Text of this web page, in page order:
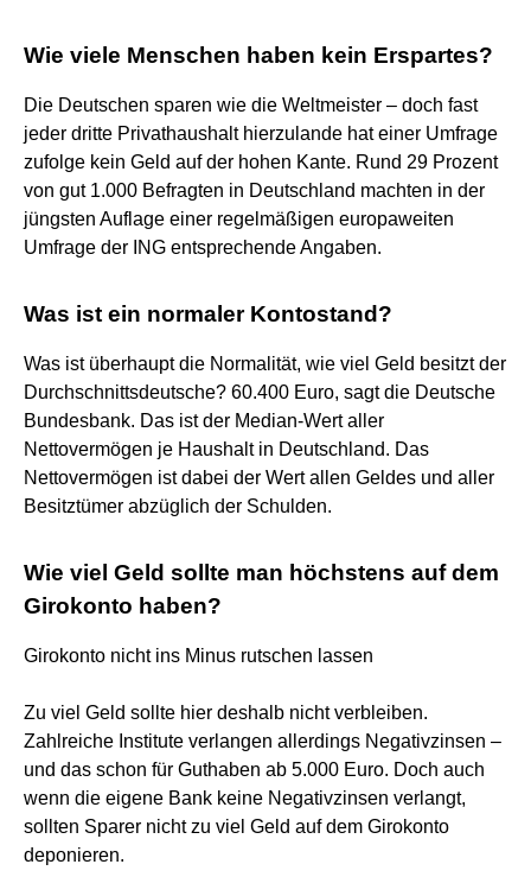
Wie viele Menschen haben kein Erspartes?
Die Deutschen sparen wie die Weltmeister – doch fast
jeder dritte Privathaushalt hierzulande hat einer Umfrage
zufolge kein Geld auf der hohen Kante. Rund 29 Prozent
von gut 1.000 Befragten in Deutschland machten in der
jüngsten Auflage einer regelmäßigen europaweiten
Umfrage der ING entsprechende Angaben.
Was ist ein normaler Kontostand?
Was ist überhaupt die Normalität, wie viel Geld besitzt der
Durchschnittsdeutsche? 60.400 Euro, sagt die Deutsche
Bundesbank. Das ist der Median-Wert aller
Nettovermögen je Haushalt in Deutschland. Das
Nettovermögen ist dabei der Wert allen Geldes und aller
Besitztümer abzüglich der Schulden.
Wie viel Geld sollte man höchstens auf dem
Girokonto haben?
Girokonto nicht ins Minus rutschen lassen
Zu viel Geld sollte hier deshalb nicht verbleiben.
Zahlreiche Institute verlangen allerdings Negativzinsen –
und das schon für Guthaben ab 5.000 Euro. Doch auch
wenn die eigene Bank keine Negativzinsen verlangt,
sollten Sparer nicht zu viel Geld auf dem Girokonto
deponieren.